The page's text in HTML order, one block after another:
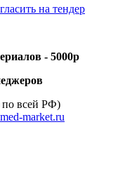
на тендер
- 5000р
по всей РФ)
market.ru